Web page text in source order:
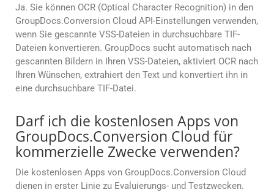
Ja. Sie können OCR (Optical Character Recognition) in den
GroupDocs.Conversion Cloud API-Einstellungen verwenden,
wenn Sie gescannte VSS-Dateien in durchsuchbare TIF-
Dateien konvertieren. GroupDocs sucht automatisch nach
gescannten Bildern in Ihren VSS-Dateien, aktiviert OCR nach
Ihren Wünschen, extrahiert den Text und konvertiert ihn in
eine durchsuchbare TIF-Datei.
Darf ich die kostenlosen Apps von
GroupDocs.Conversion Cloud für
kommerzielle Zwecke verwenden?
Die kostenlosen Apps von GroupDocs.Conversion Cloud
dienen in erster Linie zu Evaluierungs- und Testzwecken.